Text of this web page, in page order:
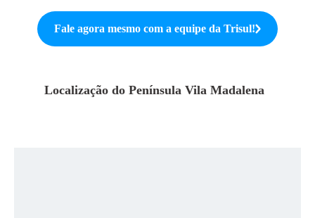
Fale agora mesmo com a equipe da Trisul!
Localização do Península Vila Madalena